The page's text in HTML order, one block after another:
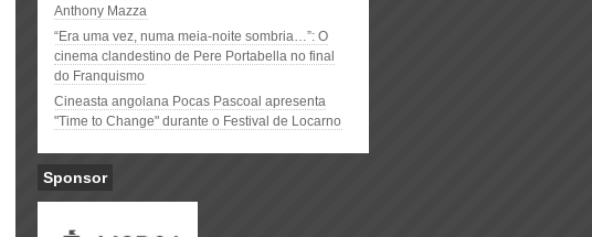
Anthony Mazza
“Era uma vez, numa meia-noite sombria…”: O
cinema clandestino de Pere Portabella no final
do Franquismo
Cineasta angolana Pocas Pascoal apresenta
"Time to Change" durante o Festival de Locarno
Sponsor